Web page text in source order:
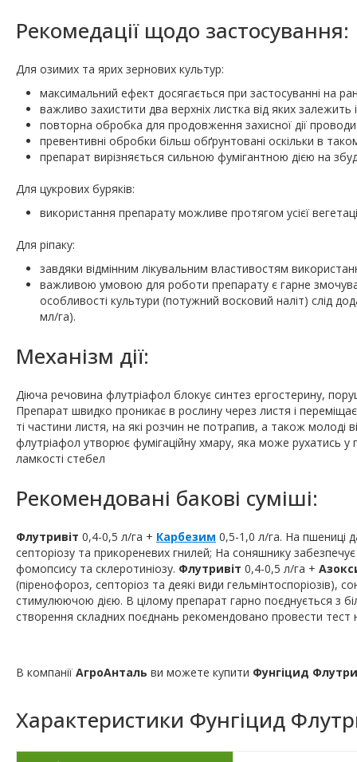
Рекомедації щодо застосування:
Для озимих та ярих зернових культур:
максимальний ефект досягається при застосуванні на
важливо захистити два верхніх листка від яких залежить
повторна обробка для продовження захисної дії
превентивні обробки більш обґрунтовані оскільки в
препарат вирізняється сильною фумігантною дією на
Для цукрових буряків:
використання препарату можливе протягом усієї
Для ріпаку:
завдяки відмінним лікувальним властивостям
важливою умовою для роботи препарату є гарне
особливості культури (потужний восковий наліт) слід
мл/га).
Механізм дії:
Діюча речовина флутріафол блокує синтез ергостерину,
Препарат швидко проникає в рослину через листя і
ті частини листя, на які розчин не потрапив, а також молоді
флутріафол утворює фумігаційну хмару, яка може рухатись у
ламкості стебел
Рекомендовані бакові суміші:
Флутривіт 0,4-0,5 л/га + Карбезим 0,5-1,0 л/га. На пшениці
септоріозу та прикореневих гнилей; На соняшнику
фомопсису та склеротиніозу. Флутривіт 0,4-0,5 л/га +
(піренофороз, септоріоз та деякі види гельмінтоспоріозів),
стимулюючою дією. В цілому препарат гарно поєднується з
створення складних поєднань рекомендовано провести тест
В компанії АгроАнталь ви можете купити Фунгіцид
Характеристики Фунгіцид